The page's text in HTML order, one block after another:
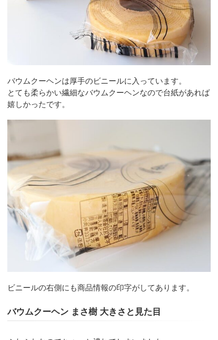
バウムクーヘンは厚手のビニールに入っています。
とても柔らかい繊細なバウムクーヘンなので台紙があれば
嬉しかったです。
ビニールの右側にも商品情報の印字がしてあります。
バウムクーヘン まさ樹 大きさと見た目